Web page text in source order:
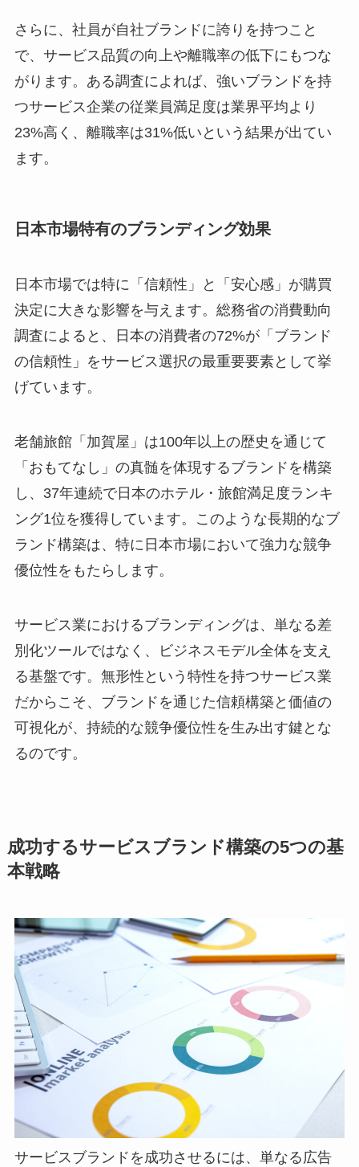
さらに、社員が自社ブランドに誇りを持つこと
で、サービス品質の向上や離職率の低下にもつな
がります。ある調査によれば、強いブランドを持
つサービス企業の従業員満足度は業界平均より
23%高く、離職率は31%低いという結果が出てい
ます。
日本市場特有のブランディング効果
日本市場では特に「信頼性」と「安心感」が購買
決定に大きな影響を与えます。総務省の消費動向
調査によると、日本の消費者の72%が「ブランド
の信頼性」をサービス選択の最重要要素として挙
げています。
老舗旅館「加賀屋」は100年以上の歴史を通じて
「おもてなし」の真髄を体現するブランドを構築
し、37年連続で日本のホテル・旅館満足度ランキ
ング1位を獲得しています。このような長期的なブ
ランド構築は、特に日本市場において強力な競争
優位性をもたらします。
サービス業におけるブランディングは、単なる差
別化ツールではなく、ビジネスモデル全体を支え
る基盤です。無形性という特性を持つサービス業
だからこそ、ブランドを通じた信頼構築と価値の
可視化が、持続的な競争優位性を生み出す鍵とな
るのです。
成功するサービスブランド構築の5つの基
本戦略
サービスブランドを成功させるには、単なる広告